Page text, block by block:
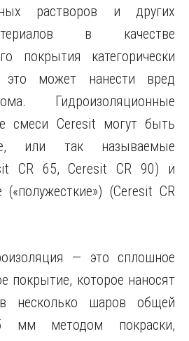
растворов и других
в качестве
покрытия категорически
это может нанести вред
Гидроизоляционные
смеси Ceresit могут быть
или так называемые
CR 65, Ceresit CR 90) и
(Ceresit CR
— это сплошное
покрытие, которое наносят
несколько шаров общей
методом покраски,